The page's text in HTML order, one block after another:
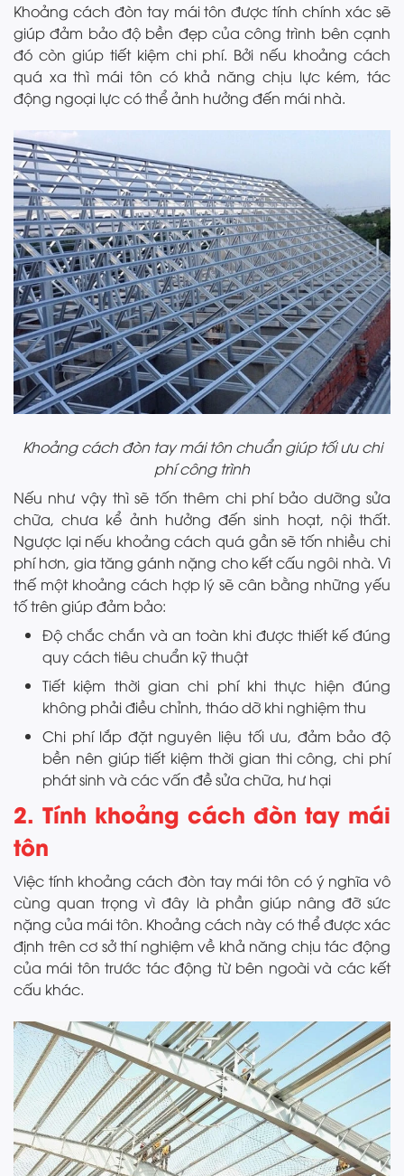
Khoảng cách đòn tay mái tôn được tính chính xác sẽ
giúp đảm bảo độ bền đẹp của công trình bên cạnh
đó còn giúp tiết kiệm chi phí. Bởi nếu khoảng cách
quá xa thì mái tôn có khả năng chịu lực kém, tác
động ngoại lực có thể ảnh hưởng đến mái nhà.
Khoảng cách đòn tay mái tôn chuẩn giúp tối ưu chi
phí công trình
Nếu như vậy thì sẽ tốn thêm chi phí bảo dưỡng sửa
chữa, chưa kể ảnh hưởng đến sinh hoạt, nội thất.
Ngược lại nếu khoảng cách quá gần sẽ tốn nhiều chi
phí hơn, gia tăng gánh nặng cho kết cấu ngôi nhà. Vì
thế một khoảng cách hợp lý sẽ cân bằng những yếu
tố trên giúp đảm bảo:
Độ chắc chắn và an toàn khi được thiết kế đúng
quy cách tiêu chuẩn kỹ thuật
Tiết kiệm thời gian chi phí khi thực hiện đúng
không phải điều chỉnh, tháo dỡ khi nghiệm thu
Chi phí lắp đặt nguyên liệu tối ưu, đảm bảo độ
bền nên giúp tiết kiệm thời gian thi công, chi phí
phát sinh và các vấn đề sửa chữa, hư hại
2. Tính khoảng cách đòn tay mái
tôn
Việc tính khoảng cách đòn tay mái tôn có ý nghĩa vô
cùng quan trọng vì đây là phần giúp nâng đỡ sức
nặng của mái tôn. Khoảng cách này có thể được xác
định trên cơ sở thí nghiệm về khả năng chịu tác động
của mái tôn trước tác động từ bên ngoài và các kết
cấu khác.